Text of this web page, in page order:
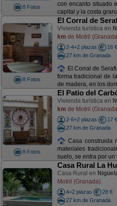
8 Fotos
con encanto situado
capital y la costa
8 Fotos
El Corral de
Vivienda turística en
km de Motril
2-4+2 plazas
16 €
27 km de Granada
El Corral de
forma tradicional de
de madera, en los
8 Fotos
El Patio del
Vivienda turística en
km de Motril
2-6+2 plazas
17 €
27 km de Granada
Casa construida
materiales
suelo, se entra por un
Casa Rural La
Casa Rural en
Motril (Granada)
4+2 plazas
28 €
27 km de Granada